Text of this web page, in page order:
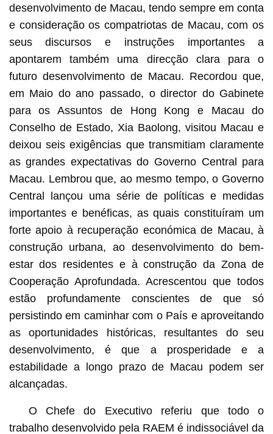
desenvolvimento de Macau, tendo sempre em conta
e consideração os compatriotas de Macau, com os
seus discursos e instruções importantes a
apontarem também uma direcção clara para o
futuro desenvolvimento de Macau. Recordou que,
em Maio do ano passado, o director do Gabinete
para os Assuntos de Hong Kong e Macau do
Conselho de Estado, Xia Baolong, visitou Macau e
deixou seis exigências que transmitiam claramente
as grandes expectativas do Governo Central para
Macau. Lembrou que, ao mesmo tempo, o Governo
Central lançou uma série de políticas e medidas
importantes e benéficas, as quais constituíram um
forte apoio à recuperação económica de Macau, à
construção urbana, ao desenvolvimento do bem-
estar dos residentes e à construção da Zona de
Cooperação Aprofundada. Acrescentou que todos
estão profundamente conscientes de que só
persistindo em caminhar com o País e aproveitando
as oportunidades históricas, resultantes do seu
desenvolvimento, é que a prosperidade e a
estabilidade a longo prazo de Macau podem ser
alcançadas.
O Chefe do Executivo referiu que todo o
trabalho desenvolvido pela RAEM é indissociável da